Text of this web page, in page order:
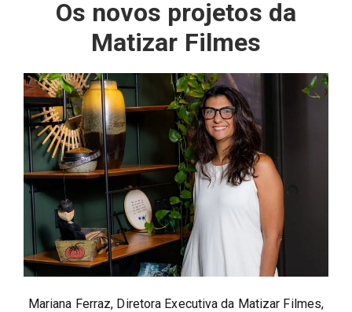
Os novos projetos da
Matizar Filmes
Mariana Ferraz, Diretora Executiva da Matizar Filmes,